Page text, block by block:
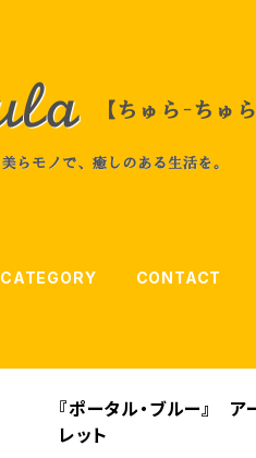
CATEGORY CONTACT
『ポータル・ブルー』 ア
レット